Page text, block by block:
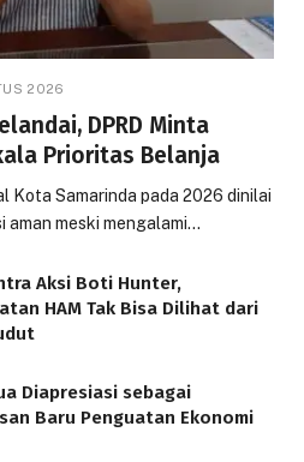
2026
DPRD Minta
Prioritas Belanja
Kota Samarinda pada 2026 dinilai
aman meski mengalami…
Aksi Boti Hunter,
HAM Tak Bisa Dilihat dari
Diapresiasi sebagai
Baru Penguatan Ekonomi